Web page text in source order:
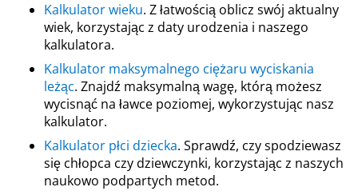
Kalkulator wieku. Z łatwością oblicz swój aktualny
wiek, korzystając z daty urodzenia i naszego
kalkulatora.
Kalkulator maksymalnego ciężaru wyciskania
leżąc. Znajdź maksymalną wagę, którą możesz
wycisnąć na ławce poziomej, wykorzystując nasz
kalkulator.
Kalkulator płci dziecka. Sprawdź, czy spodziewasz
się chłopca czy dziewczynki, korzystając z naszych
naukowo podpartych metod.